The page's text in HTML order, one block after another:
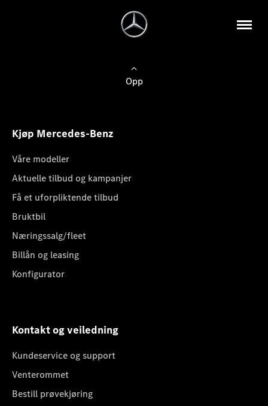
Opp
Kjøp Mercedes-Benz
Våre modeller
Aktuelle tilbud og kampanjer
Få et uforpliktende tilbud
Bruktbil
Næringssalg/fleet
Billån og leasing
Konfigurator
Kontakt og veiledning
Kundeservice og support
Venterommet
Bestill prøvekjøring